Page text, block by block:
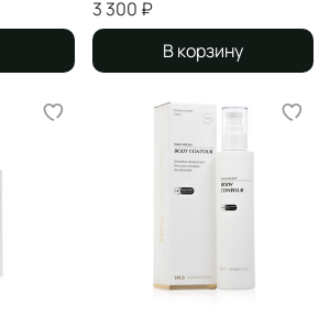
3 300 ₽
В корзину